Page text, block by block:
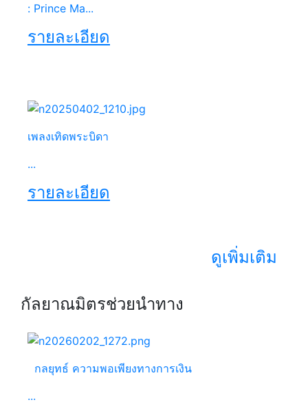
: Prince Ma...
รายละเอียด
เพลงเทิดพระบิดา
...
รายละเอียด
ดูเพิ่มเติม
กัลยาณมิตรช่วยนำทาง
กลยุทธ์ ความพอเพียงทางการเงิน
...